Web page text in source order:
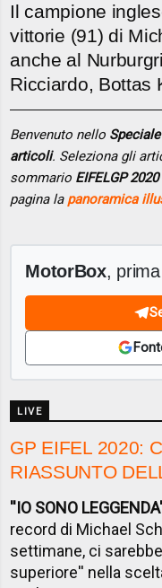
Il campione
vittorie (91) di
anche al
Ricciardo, Bottas
Benvenuto nello
articoli. Seleziona gli
sommario EIFELGP
pagina la panoramica
MotorBox,
LIVE
GP EIFEL 2020:
RIASSUNTO
''IO SONO
record di Michael
settimane, ci
superiore'' nella